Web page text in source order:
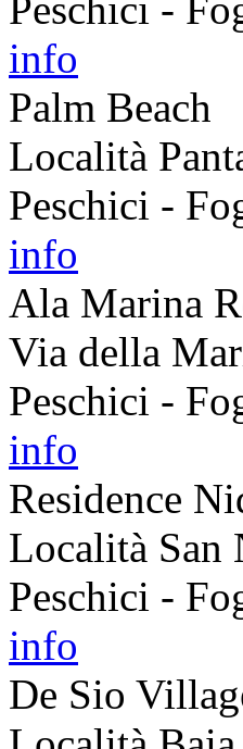
info
Palm Beach
Località
Peschici -
info
Ala Marina
Via della
Peschici -
info
Residence
Località San
Peschici -
info
De Sio